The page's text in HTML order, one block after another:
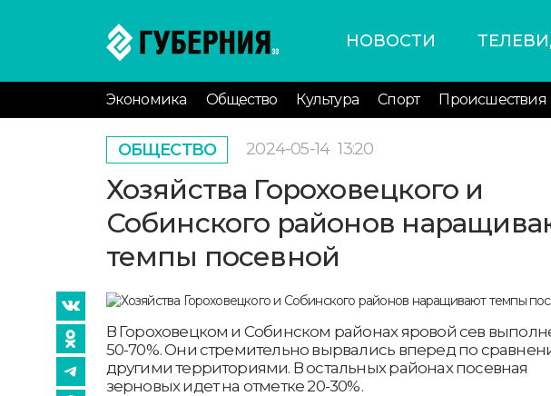
НОВОСТИ
Экономика Общество Культура Спорт Происшествия
ОБЩЕСТВО 2024-05-14 13:20
Хозяйства Гороховецкого и
Собинского районов
темпы посевной
В Гороховецком и Собинском районах яровой сев
50-70%. Они стремительно вырвались вперед по
другими территориями. В остальных районах посевная
зерновых идет на отметке 20-30%.